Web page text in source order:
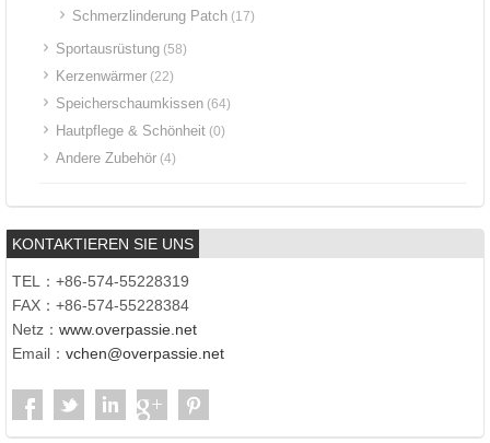
Schmerzlinderung Patch (17)
Sportausrüstung (58)
Kerzenwärmer (22)
Speicherschaumkissen (64)
Hautpflege & Schönheit (0)
Andere Zubehör (4)
KONTAKTIEREN SIE UNS
TEL：+86-574-55228319
FAX：+86-574-55228384
Netz： www.overpassie.net
Email： vchen@overpassie.net